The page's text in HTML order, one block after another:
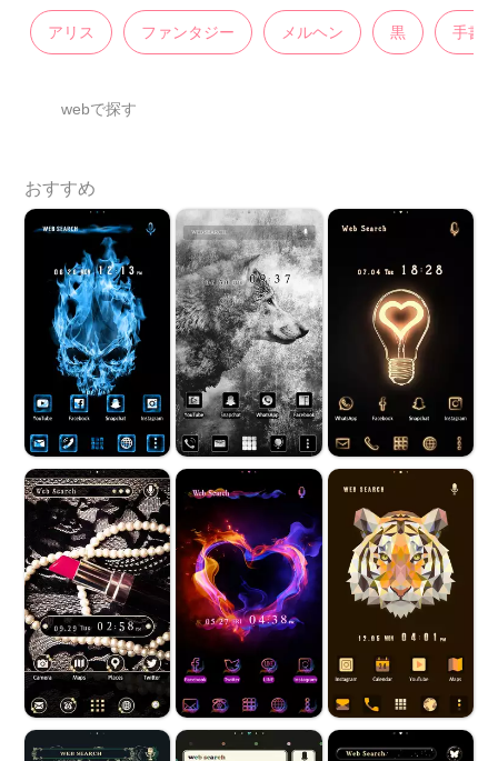
アリス ファンタジー メルヘン 黒 手書
webで探す
おすすめ